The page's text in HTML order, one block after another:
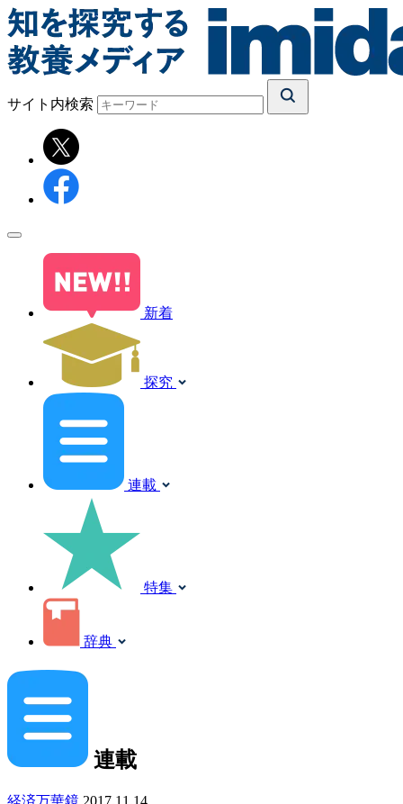
サイト内検索
新着
探究
連載
特集
辞典
連載
経済万華鏡 2017.11.14